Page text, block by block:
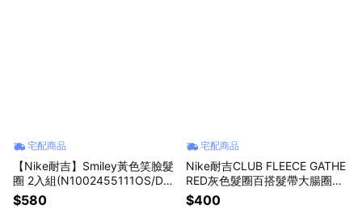
宅配商品
【Nike耐吉】Smiley黃色笑臉髮
圈 2入組(N1002455111OS/DC
3666111) 黑白色髮帶 大腸圈 可
愛髮飾 運動馬尾 綁頭髮 交換禮
$580
宅配商品
Nike耐吉CLUB FLEECE GATHE
RED灰色髮圈百搭髮帶大腸圈髮
飾(N1009099099OS)跳舞街舞
饒舌說唱滑板嘻哈單品適用 小女
$400